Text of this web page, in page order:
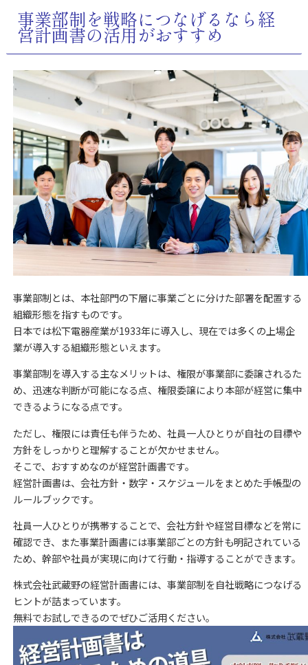
事業部制を戦略につなげるなら経
営計画書の活用がおすすめ
事業部制とは、本社部門の下層に事業ごとに分けた部署を配置する
組織形態を指すものです。
日本では松下電器産業が1933年に導入し、現在では多くの上場企
業が導入する組織形態といえます。
事業部制を導入する主なメリットは、権限が事業部に委譲されるた
め、迅速な判断が可能になる点、権限委譲により本部が経営に集中
できるようになる点です。
ただし、権限には責任も伴うため、社員一人ひとりが自社の目標や
方針をしっかりと理解することが欠かせません。
そこで、おすすめなのが経営計画書です。
経営計画書は、会社方針・数字・スケジュールをまとめた手帳型の
ルールブックです。
社員一人ひとりが携帯することで、会社方針や経営目標などを常に
確認でき、また事業計画書には事業部ごとの方針も明記されている
ため、幹部や社員が実現に向けて行動・指導することができます。
株式会社武蔵野の経営計画書には、事業部制を自社戦略につなげる
ヒントが詰まっています。
無料でお試しできるのでぜひご活用ください。